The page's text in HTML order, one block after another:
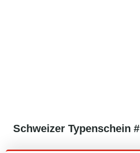
Schweizer Typenschein #